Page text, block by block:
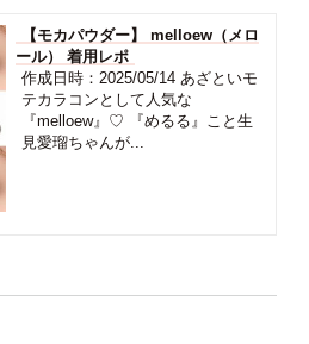
【モカパウダー】 melloew（メロ
ール） 着用レポ
作成日時：2025/05/14 あざといモ
テカラコンとして人気な
『melloew』♡ 『めるる』こと生
見愛瑠ちゃんが...